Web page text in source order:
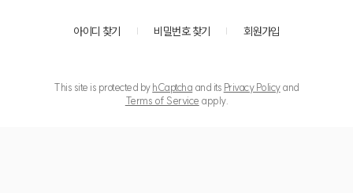
아이디 찾기 비밀번호 찾기 회원가입
This site is protected by hCaptcha and its Privacy Policyand
Terms of Service apply.